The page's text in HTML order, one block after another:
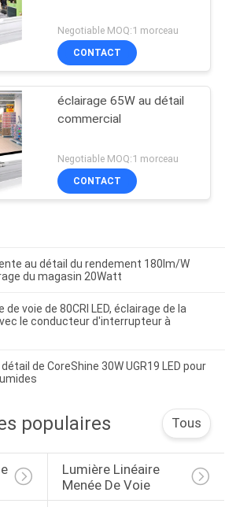
Negotiable MOQ:1 morceau
CONTACT
éclairage 65W au détail
commercial
Negotiable MOQ:1 morceau
CONTACT
au détail du rendement 180lm/W
du magasin 20Watt
voie de 80CRI LED, éclairage de la
le conducteur d'interrupteur à
de CoreShine 30W UGR19 LED pour
populaires Tous
Lumière Linéaire
Menée De Voie